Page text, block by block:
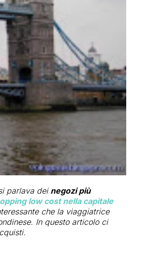
parlava dei negozi più
low cost nella capitale
che la viaggiatrice
In questo articolo ci